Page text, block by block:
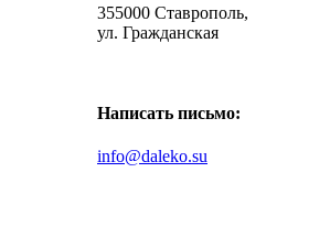
355000 Ставрополь,
ул. Гражданская
Написать письмо:
info@daleko.su